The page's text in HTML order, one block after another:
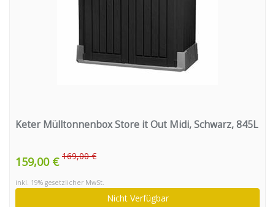
Keter Mülltonnenbox Store it Out Midi, Schwarz, 845L
159,00 € 169,00 €
inkl. 19% gesetzlicher MwSt.
Nicht Verfügbar